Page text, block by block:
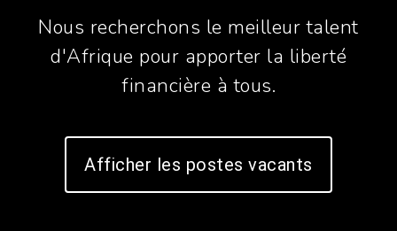
Nous recherchons le meilleur talent
d'Afrique pour apporter la liberté
financière à tous.
Afficher les postes vacants